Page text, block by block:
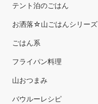
テント泊のごはん
お洒落☆山ごはんシリーズ
ごはん系
フライパン料理
山おつまみ
バウルーレシピ